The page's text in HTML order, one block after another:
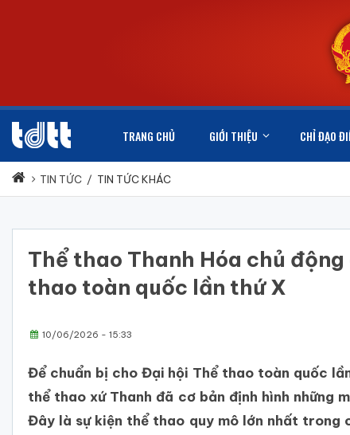
TRANG CHỦ GIỚI THIỆU CHỈ ĐẠO
TIN TỨC / TIN TỨC KHÁC
Thể thao Thanh Hóa chủ
thao toàn quốc lần thứ X
10/06/2026 - 15:33
Để chuẩn bị cho Đại hội Thể thao toàn quốc
thể thao xứ Thanh đã cơ bản định hình những
Đây là sự kiện thể thao quy mô lớn nhất trong